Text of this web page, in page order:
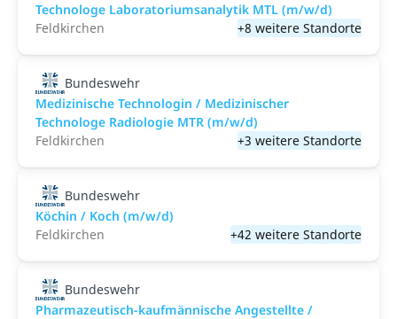
Technologe Laboratoriumsanalytik MTL (m/w/d)
Feldkirchen
+8 weitere Standorte
Bundeswehr
Medizinische Technologin / Medizinischer
Technologe Radiologie MTR (m/w/d)
Feldkirchen
+3 weitere Standorte
Bundeswehr
Köchin / Koch (m/w/d)
Feldkirchen
+42 weitere Standorte
Bundeswehr
Pharmazeutisch-kaufmännische Angestellte /